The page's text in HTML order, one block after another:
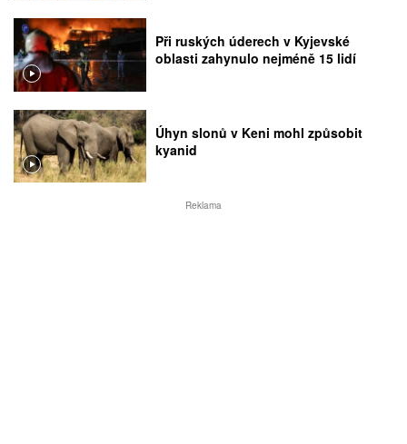
Při ruských úderech v Kyjevské
oblasti zahynulo nejméně 15 lidí
Úhyn slonů v Keni mohl způsobit
kyanid
Reklama